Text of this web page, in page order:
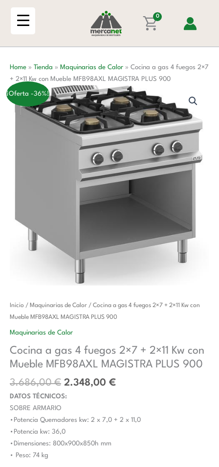
0
Home » Tienda » Maquinarias de Calor » Cocina a gas 4 fuegos 2×7
+ 2×11 Kw con Mueble MFB98AXL MAGISTRA PLUS 900
¡Oferta -36%!
Inicio / Maquinarias de Calor / Cocina a gas 4 fuegos 2×7 + 2×11 Kw con
Mueble MFB98AXL MAGISTRA PLUS 900
Maquinarias de Calor
Cocina a gas 4 fuegos 2×7 + 2×11 Kw con
Mueble MFB98AXL MAGISTRA PLUS 900
3.686,00€
El
precio
original
3.686,00 €.
2.348,00 €
El
precio
2.348,00 €.
DATOS TÉCNICOS:
SOBRE ARMARIO
•Potencia Quemadores kw: 2 x 7,0 + 2 x 11,0
•Potencia kw: 36,0
•Dimensiones: 800x900x850h mm
• Peso: 74 kg
Cocina
a
gas
fuegos
2x7
2x11
Kw
con
Mueble
MFB98AXL
MAGISTRA
PLUS
fuegos
2x7
+
Kw
con
Mueble
MFB98AXL
MAGISTRA